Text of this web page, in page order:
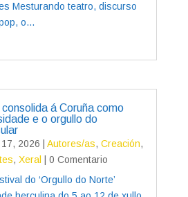
Mesturando teatro, discurso
o...
á Coruña como
e o orgullo do
2026 Autores/as, Creación,
, Xeral
| 0 Comentario
do ‘Orgullo do Norte’